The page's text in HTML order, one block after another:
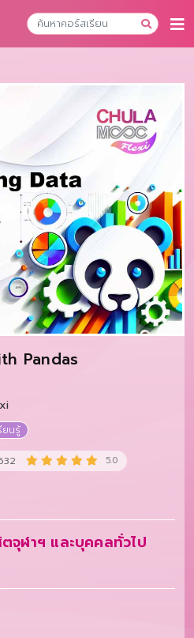
Pandas
ยนรู้
5.0
จุฬาฯ และบุคคลทั่วไป